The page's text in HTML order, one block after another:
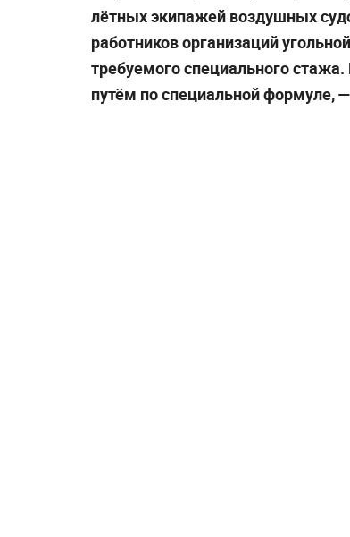
лётных экипажей воздушных
работников организаций
требуемого специального
путём по специальной формуле,—